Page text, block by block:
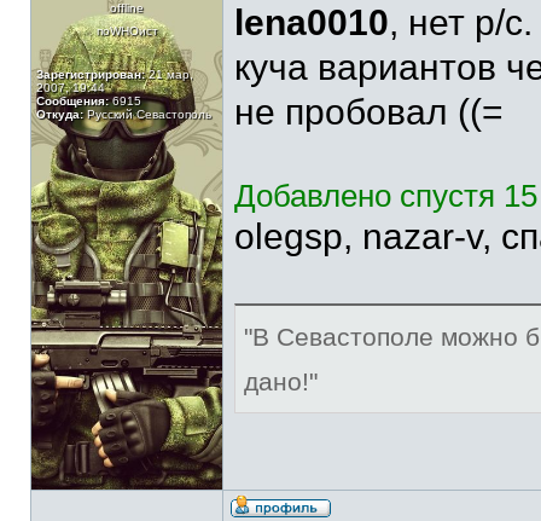
offline
поWHOист
Зарегистрирован:21 мар,
2007, 19:44
Сообщения:6915
Откуда:Русский Севастополь
lena0010, нет р/
куча вариантов
не пробовал ((=
Добавлено спустя
olegsp, nazar-v,
"В Севастополе можно
дано!"